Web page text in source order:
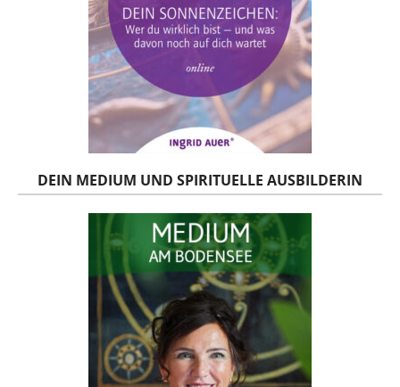
DEIN MEDIUM UND SPIRITUELLE AUSBILDERIN